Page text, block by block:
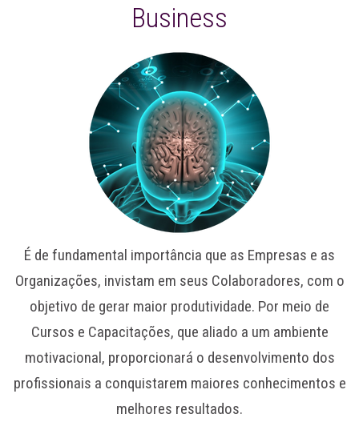
Business
É de fundamental importância que as Empresas e as
Organizações, invistam em seus Colaboradores, com o
objetivo de gerar maior produtividade. Por meio de
Cursos e Capacitações, que aliado a um ambiente
motivacional, proporcionará o desenvolvimento dos
profissionais a conquistarem maiores conhecimentos e
melhores resultados.